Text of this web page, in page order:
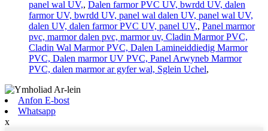
panel wal UV,, Dalen farmor PVC UV, bwrdd UV, dalen
farmor UV, bwrdd UV, panel wal dalen UV, panel wal UV,
dalen UV, dalen farmor PVC UV, panel UV,, Panel marmor
pvc, marmor dalen pvc, marmor uv, Cladin Marmor PVC,
Cladin Wal Marmor PVC, Dalen Lamineiddiedig Marmor
PVC, Dalen marmor UV PVC, Panel Arwyneb Marmor
PVC, dalen marmor ar gyfer wal, Sglein Uchel,
Anfon E-bost
Whatsapp
x